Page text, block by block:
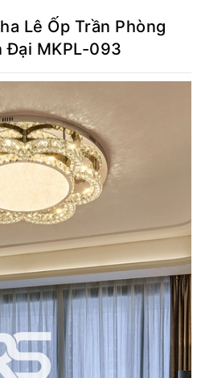
Lê Ốp Trần Phòng
Đại MKPL-093